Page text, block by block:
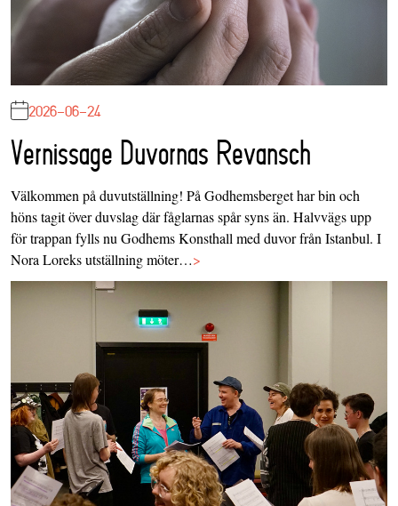
2026-06-24
Vernissage Duvornas Revansch
Välkommen på duvutställning! På Godhemsberget har bin och
höns tagit över duvslag där fåglarnas spår syns än. Halvvägs upp
för trappan fylls nu Godhems Konsthall med duvor från Istanbul. I
Nora Loreks utställning möter…>